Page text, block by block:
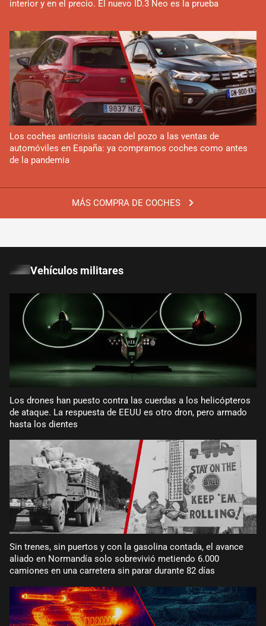
MÁS COMPRA DE COCHES
interior y en el precio. El nuevo ID.3 Neo es la prueba
Los coches anticrisis sacan del pozo a las ventas de
automóviles en España: ya compramos coches como antes
de la pandemia
Vehículos militares
Los drones han puesto contra las cuerdas a los helicópteros
de ataque. La respuesta de EEUU es otro dron, pero armado
hasta los dientes
Sin trenes, sin puertos y con la gasolina contada, el avance
aliado en Normandía solo sobrevivió metiendo 6.000
camiones en una carretera sin parar durante 82 días